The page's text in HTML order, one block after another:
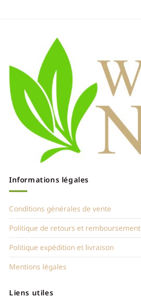
Informations légales
Conditions générales de vente
Politique de retours et remboursement
Politique expédition et livraison
Mentions légales
Liens utiles